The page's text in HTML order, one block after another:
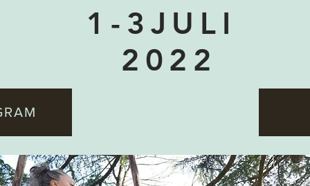
1-3JULI
2022